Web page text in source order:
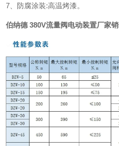
7、防腐涂装:高温烤漆。
伯纳德 380V流量阀电动装置厂家